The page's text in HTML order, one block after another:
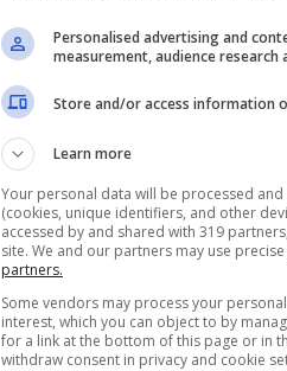
Personalised advertising and
measurement, audience research
Store and/or access information
Learn more
Your personal data will be processed
(cookies, unique identifiers, and other
accessed by and shared with 319
site. We and our partners may use
partners.
Some vendors may process your
interest, which you can object to by
for a link at the bottom of this page or in
withdraw consent in privacy and cookie